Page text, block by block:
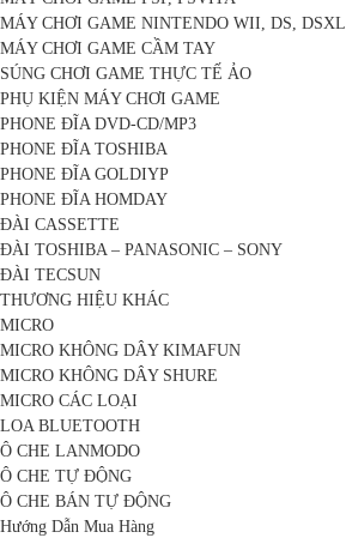
MÁY CHƠI GAME NINTENDO WII, DS, DSXL
MÁY CHƠI GAME CẦM TAY
SÚNG CHƠI GAME THỰC TẾ ẢO
PHỤ KIỆN MÁY CHƠI GAME
PHONE ĐĨA DVD-CD/MP3
PHONE ĐĨA TOSHIBA
PHONE ĐĨA GOLDIYP
PHONE ĐĨA HOMDAY
ĐÀI CASSETTE
ĐÀI TOSHIBA – PANASONIC – SONY
ĐÀI TECSUN
THƯƠNG HIỆU KHÁC
MICRO
MICRO KHÔNG DÂY KIMAFUN
MICRO KHÔNG DÂY SHURE
MICRO CÁC LOẠI
LOA BLUETOOTH
Ô CHE LANMODO
Ô CHE TỰ ĐỘNG
Ô CHE BÁN TỰ ĐỘNG
Hướng Dẫn Mua Hàng